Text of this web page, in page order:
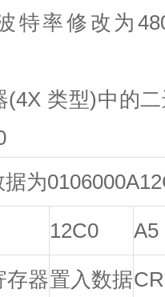
特率修改为
(4X 类型)中的
为
12C0 A5
存器置入数据